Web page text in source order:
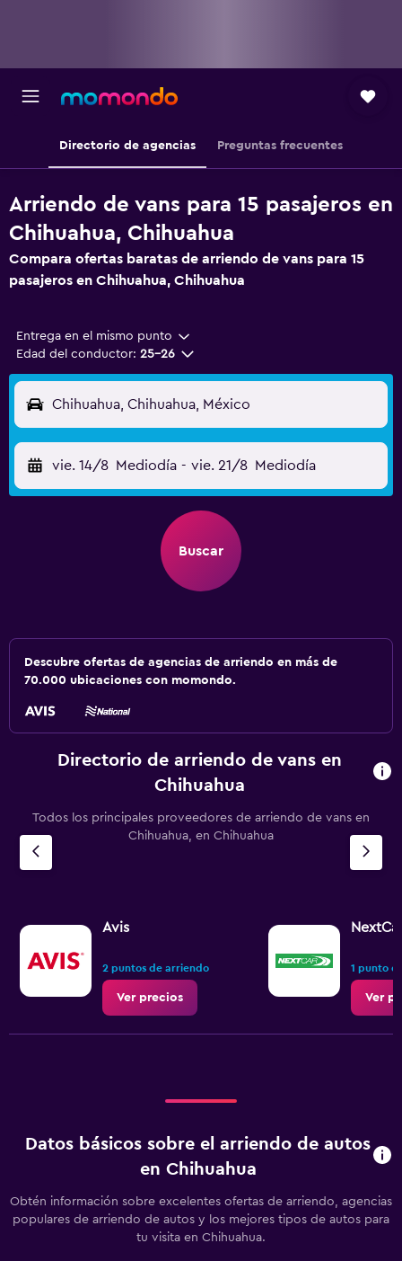
Directorio de agencias Preguntas frecuentes
Arriendo de vans para 15 pasajeros en
Chihuahua, Chihuahua
Compara ofertas baratas de arriendo de vans para 15
pasajeros en Chihuahua, Chihuahua
Entrega en el mismo punto
Edad del conductor: 25-26
Chihuahua, Chihuahua, México
vie. 14/8 Mediodía - vie. 21/8 Mediodía
Buscar
Descubre ofertas de agencias de arriendo en más de
70.000 ubicaciones con momondo.
Directorio de arriendo de vans en
Chihuahua
Todos los principales proveedores de arriendo de vans en
Chihuahua, en Chihuahua
Avis
2 puntos de arriendo
Ver precios
1 punto
Ver
Datos básicos sobre el arriendo de autos
en Chihuahua
Obtén información sobre excelentes ofertas de arriendo, agencias
populares de arriendo de autos y los mejores tipos de autos para
tu visita en Chihuahua.